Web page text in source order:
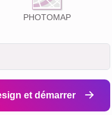
PHOTOMAP
et démarrer